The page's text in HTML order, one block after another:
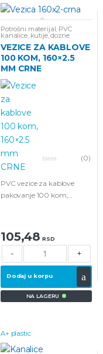
Potrošni materijal, PVC
kanalice, kutije, dozne
VEZICE ZA KABLOVE
100 KOM, 160×2.5
MM CRNE
u
o
(0)
PVC vezice za kablove
pakovanje 100 kom,
105,48 RSD
- +
Dodaj u korpu
NA LAGERU
A+ plastic